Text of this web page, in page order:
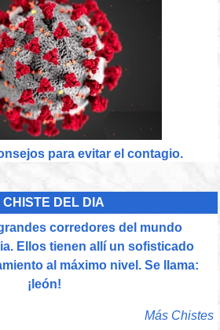
para evitar el contagio.
CHISTE DEL DIA
corredores del mundo
Ellos tienen allí un sofisticado
al máximo nivel. Se llama:
¡león!
Más Chistes